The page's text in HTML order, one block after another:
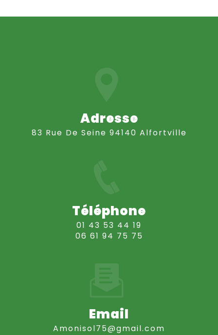
Adresse
83 Rue De Seine 94140 Alfortville
Téléphone
01 43 53 44 19
06 61 94 75 75
Email
amonisol75@gmail.com